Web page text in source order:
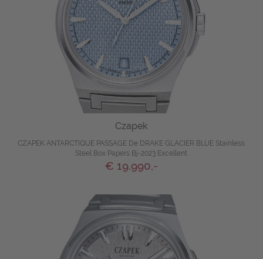
Czapek
CZAPEK ANTARCTIQUE PASSAGE De DRAKE GLACIER BLUE Stainless
Steel Box Papers Bj-2023 Excellent
€ 19.990,-